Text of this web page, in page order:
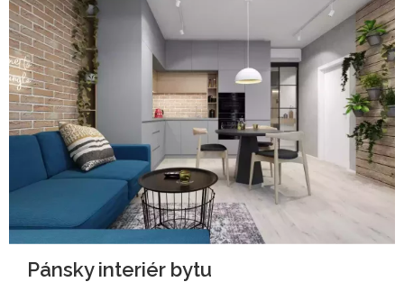
Pánsky interiér bytu